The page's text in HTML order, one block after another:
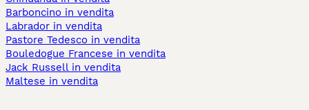
Barboncino in vendita
Labrador in vendita
Pastore Tedesco in vendita
Bouledogue Francese in vendita
Jack Russell in vendita
Maltese in vendita